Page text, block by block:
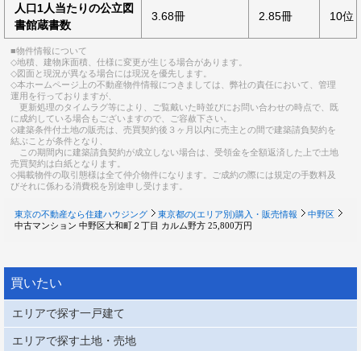
人口1人当たりの公立図
書館蔵書数
3.68冊 2.85冊 10位
■物件情報について
◇地積、建物床面積、仕様に変更が生じる場合があります。
◇図面と現況が異なる場合には現況を優先します。
◇本ホームページ上の不動産物件情報につきましては、弊社の責任において、管理
運用を行っておりますが、
更新処理のタイムラグ等により、ご覧戴いた時並びにお問い合わせの時点で、既
に成約している場合もございますので、ご容赦下さい。
◇建築条件付土地の販売は、売買契約後３ヶ月以内に売主との間で建築請負契約を
結ぶことが条件となり、
この期間内に建築請負契約が成立しない場合は、受領金を全額返済した上で土地
売買契約は白紙となります。
◇掲載物件の取引態様は全て仲介物件になります。ご成約の際には規定の手数料及
びそれに係わる消費税を別途申し受けます。
東京の不動産なら住建ハウジング 東京都の(エリア別)購入・販売情報
中野区
中古マンション 中野区大和町２丁目 カルム野方 25,800万円
買いたい
エリアで探す一戸建て
エリアで探す土地・売地